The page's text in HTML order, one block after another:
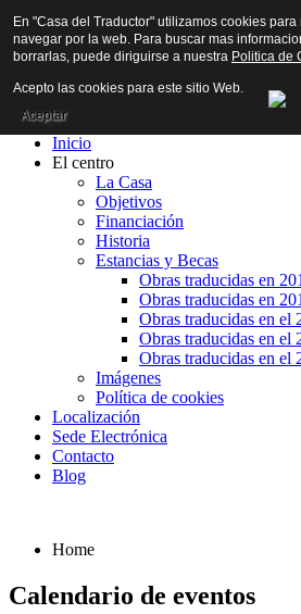
Inicio
El centro
La Casa
Objetivos
Financiación
Historia
Estancias y Becas
Obras traducidas en
Obras traducidas en
Obras traducidas en el
Obras traducidas en el
Obras traducidas en el
Imágenes
Política de cookies
Localización
Sede Electrónica
Contacto
Blog
Home
Calendario de eventos
En "Casa del Traductor" utilizamos cookies
navegar por la web. Para buscar mas
borrarlas, puede diriguirse a nuestra Politica de
Acepto las cookies para este sitio Web.
Aceptar